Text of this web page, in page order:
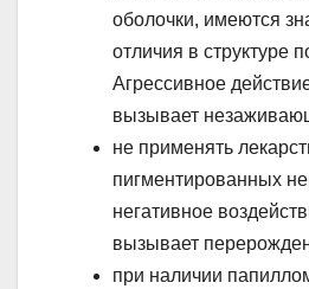
оболочки, имеются
отличия в структуре
Агрессивное
вызывает
не применять
пигментированных
негативное
вызывает
при наличии